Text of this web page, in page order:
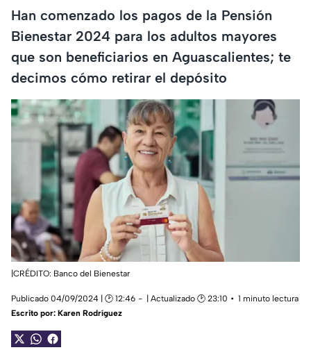
Han comenzado los pagos de la Pensión
Bienestar 2024 para los adultos mayores
que son beneficiarios en Aguascalientes; te
decimos cómo retirar el depósito
|CRÉDITO: Banco del Bienestar
Publicado 04/09/2024 | 🕑 12:46 | Actualizado 🕑 23:10
1 minuto lectura
Escrito por: Karen Rodríguez